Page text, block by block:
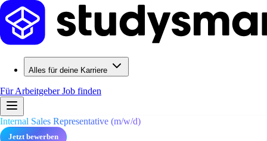
Alles für deine Karriere
Für ArbeitgeberJob finden
Internal Sales Representative (m/w/d)
Jetzt bewerben